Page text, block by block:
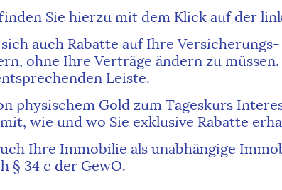
Sie hierzu mit dem Klick auf der
auch Rabatte auf Ihre
ohne Ihre Verträge ändern zu
Leiste.
physischem Gold zum Tageskurs
wie und wo Sie exklusive Rabatte
Ihre Immobilie als unabhängige
§ 34 c der GewO.